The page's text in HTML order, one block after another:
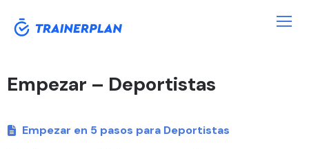
Empezar – Deportistas
Empezar en 5 pasos para Deportistas